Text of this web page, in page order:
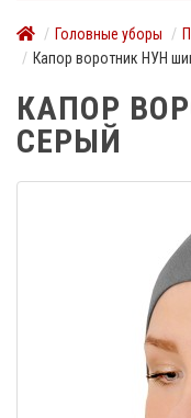
Головные уборы
Капор воротник НУН
КАПОР
СЕРЫЙ